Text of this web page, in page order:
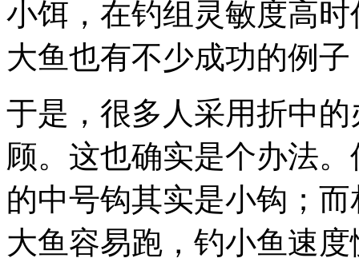
小饵，在钓组灵敏度高
大鱼也有不少成功的例
于是，很多人采用折中
顾。这也确实是个办法
的中号钩其实是小钩；
大鱼容易跑，钓小鱼速